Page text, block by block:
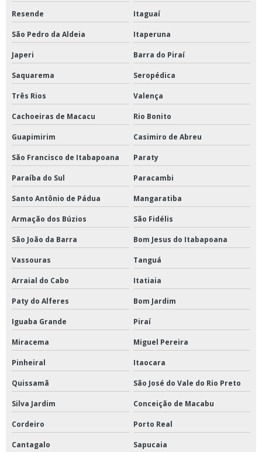
Resende Itaguaí
São Pedro da Aldeia Itaperuna
Japeri Barra do Piraí
Saquarema Seropédica
Três Rios Valença
Cachoeiras de Macacu Rio Bonito
Guapimirim Casimiro de Abreu
São Francisco de Itabapoana Paraty
Paraíba do Sul Paracambi
Santo Antônio de Pádua Mangaratiba
Armação dos Búzios São Fidélis
São João da Barra Bom Jesus do Itabapoana
Vassouras Tanguá
Arraial do Cabo Itatiaia
Paty do Alferes Bom Jardim
Iguaba Grande Piraí
Miracema Miguel Pereira
Pinheiral Itaocara
Quissamã São José do Vale do Rio Preto
Silva Jardim Conceição de Macabu
Cordeiro Porto Real
Cantagalo Sapucaia